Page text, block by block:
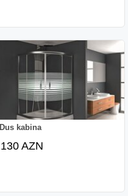
Dus kabina
130 AZN